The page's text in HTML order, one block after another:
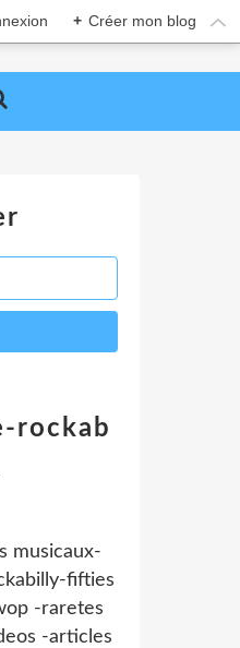
+ Créer mon blog
rockab
musicaux-
fifties
-raretes
-articles